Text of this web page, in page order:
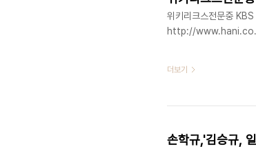
위키리크스전문중
http://
더보기